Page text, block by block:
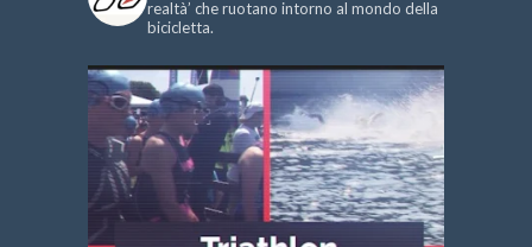
realtà’ che ruotano intorno al mondo della
bicicletta.